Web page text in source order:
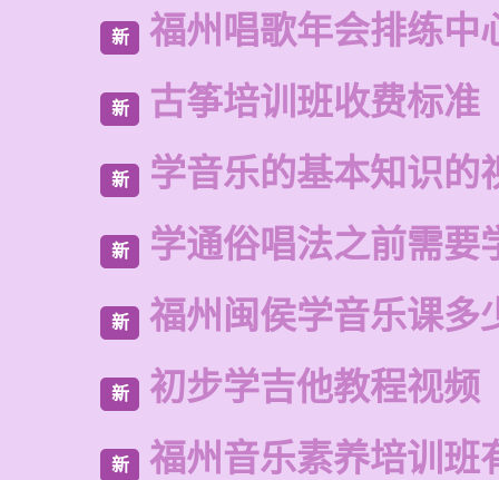
新 福州唱歌年会排练中
新 古筝培训班收费标准
新 学音乐的基本知识的
新 学通俗唱法之前需要
新 福州闽侯学音乐课多
新 初步学吉他教程视频
新 福州音乐素养培训班